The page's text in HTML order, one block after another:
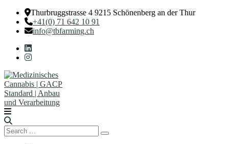
Thurbruggstrasse 4 9215 Schönenberg an der Thur
+41(0) 71 642 10 91
info@tbfarming.ch
Search
for:
Search